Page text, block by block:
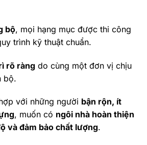
bộ, mọi hạng mục được thi công
trình kỹ thuật chuẩn.
rõ ràngdo cùng một đơn vị chịu
bộ.
với những người bận rộn, ít
, muốn có ngôi nhà hoàn thiện
và đảm bảo chất lượng.